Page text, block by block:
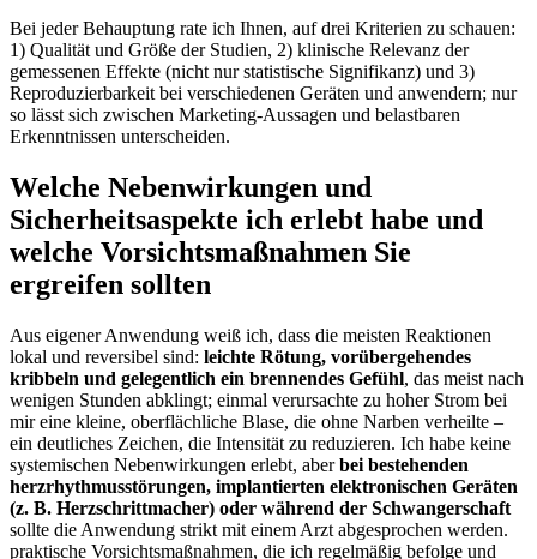
Bei jeder⁤ Behauptung rate‌ ich ​Ihnen, auf drei Kriterien zu schauen:
1) Qualität und Größe der Studien, 2) ​klinische Relevanz⁣ der‌
gemessenen Effekte (nicht nur statistische Signifikanz) und 3)
Reproduzierbarkeit bei verschiedenen⁣ Geräten und ⁤anwendern; nur
so lässt sich zwischen Marketing‑Aussagen und⁢ belastbaren
Erkenntnissen unterscheiden.
Welche Nebenwirkungen‌ und
Sicherheitsaspekte ich erlebt habe und
⁢welche Vorsichtsmaßnahmen Sie
ergreifen sollten
Aus‍ eigener Anwendung weiß ⁣ich, dass ‌die meisten Reaktionen
lokal und reversibel sind: leichte Rötung, vorübergehendes⁣
kribbeln und gelegentlich ein⁣ brennendes Gefühl, das ⁢meist nach
​wenigen Stunden abklingt; einmal verursachte zu hoher‍ Strom bei
mir ⁢eine kleine, oberflächliche​ Blase, die ohne Narben ‌verheilte –
ein deutliches Zeichen, die Intensität ‌zu reduzieren. Ich habe ‌keine
systemischen Nebenwirkungen erlebt, aberbei bestehenden
herzrhythmusstörungen, implantierten elektronischen Geräten
(z. B. Herzschrittmacher) oder⁤ während ⁤der Schwangerschaft
‌sollte ‌die Anwendung strikt⁣ mit einem Arzt abgesprochen werden.
‍praktische⁤ Vorsichtsmaßnahmen, die ich regelmäßig befolge⁣ und